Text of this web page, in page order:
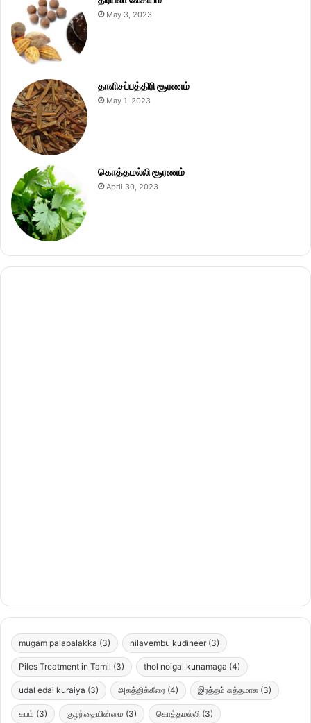
May 3, 2023
தாளிசப்பத்திரி சூரணம்
May 1, 2023
கொத்தமல்லி சூரணம்
April 30, 2023
mugam palapalakka (3) nilavembu kudineer (3)
Piles Treatment in Tamil (3) thol noigal kunamaga (4)
udal edai kuraiya (3) அகத்திக்கீரை (4) இரத்தம் சுத்தமாக (3)
கபம் (3) குழந்தையின்மை (3) கொத்தமல்லி (3)